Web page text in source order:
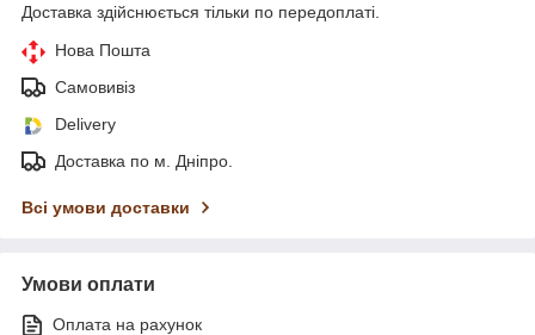
Доставка здійснюється тільки по передоплаті.
Нова Пошта
Самовивіз
Delivery
Доставка по м. Дніпро.
Всі умови доставки
Умови оплати
Оплата на рахунок